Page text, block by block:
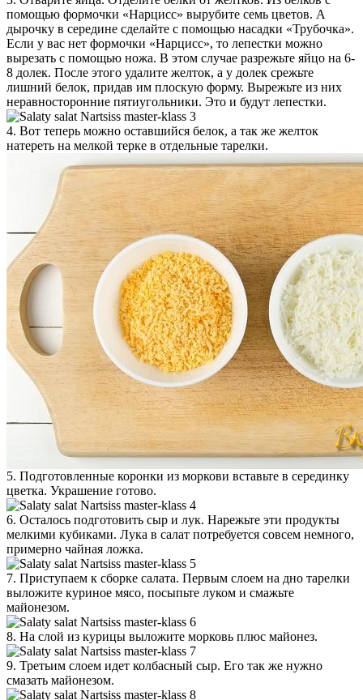
помощью формочки «Нарцисс» вырубите семь цветов. А
дырочку в середине сделайте с помощью насадки «Трубочка».
Если у вас нет формочки «Нарцисс», то лепестки можно
вырезать с помощью ножа. В этом случае разрежьте яйцо на 6-
8 долек. После этого удалите желток, а у долек срежьте
лишний белок, придав им плоскую форму. Вырежьте из них
неравносторонние пятиугольники. Это и будут лепестки.
4. Вот теперь можно оставшийся белок, а так же желток
натереть на мелкой терке в отдельные тарелки.
5. Подготовленные коронки из моркови вставьте в серединку
цветка. Украшение готово.
6. Осталось подготовить сыр и лук. Нарежьте эти продукты
мелкими кубиками. Лука в салат потребуется совсем немного,
примерно чайная ложка.
7. Приступаем к сборке салата. Первым слоем на дно тарелки
выложите куриное мясо, посыпьте луком и смажьте
майонезом.
8. На слой из курицы выложите морковь плюс майонез.
9. Третьим слоем идет колбасный сыр. Его так же нужно
смазать майонезом.